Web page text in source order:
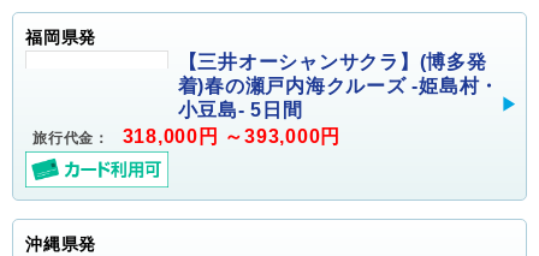
福岡県発
【三井オーシャンサクラ】(博多発
着)春の瀬戸内海クルーズ -姫島村・
小豆島- 5日間
旅行代金： 318,000円 ～393,000円
沖縄県発